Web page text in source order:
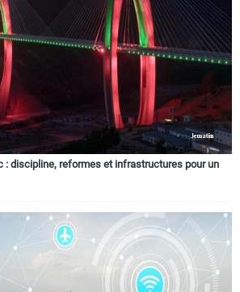
: discipline, reformes et infrastructures pour un